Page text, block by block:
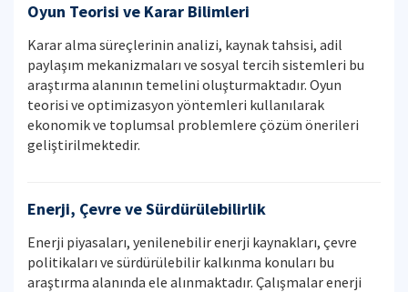
Oyun Teorisi ve Karar Bilimleri
Karar alma süreçlerinin analizi, kaynak tahsisi, adil
paylaşım mekanizmaları ve sosyal tercih sistemleri bu
araştırma alanının temelini oluşturmaktadır. Oyun
teorisi ve optimizasyon yöntemleri kullanılarak
ekonomik ve toplumsal problemlere çözüm önerileri
geliştirilmektedir.
Enerji, Çevre ve Sürdürülebilirlik
Enerji piyasaları, yenilenebilir enerji kaynakları, çevre
politikaları ve sürdürülebilir kalkınma konuları bu
araştırma alanında ele alınmaktadır. Çalışmalar enerji